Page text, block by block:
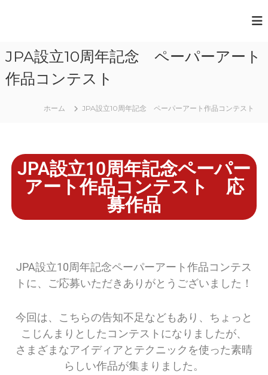
社
団
法
ペ
ー
ア
会
®
JPA設立10周年記念 ペーパーアート
作品コンテスト
ホーム JPA設立10周年記念 ペーパーアート作品コンテスト
JPA設立10周年記念ペーパー
アート作品コンテスト 応
募作品
JPA設立10周年記念ペーパーアート作品コンテス
トに、ご応募いただきありがとうございました！
今回は、こちらの告知不足などもあり、ちょっと
こじんまりとしたコンテストになりましたが、
さまざまなアイディアとテクニックを使った素晴
らしい作品が集まりました。